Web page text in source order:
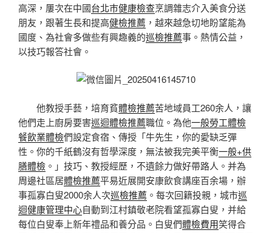
高深，屢次在中國台北巿健康檢查烹調雜志介入美食分送
朋友，跟著生長和提高健檢推薦 ，越來越急切地盼望能為
國度、為社會多做些有興趣義的巡檢推薦事。熱情公益，
以技巧報答社會。
他教授手藝，培育貧體檢推薦苦地域員工260余人，讓
他們走上廚房要害巡迴體檢推薦職位。為他一般勞工體檢
餐飲業體檢們設定食宿、傳授「牛先生，你的愛缺乏彈
性。你的千紙鶴沒有哲學深度，無法被我完美平衡一般+供
膳體檢 。」技巧、教授經歷，不遺餘力做好帶路人。并為
周邊社區居體檢推薦平易近展開安康飲食講座百余場，辦
事孤寡白叟2000余人次巡檢推薦 。每次回籍投親，城市巡
迴健康管理中心自動到江村鎮敬老院看望孤寡白叟，并給
每位白叟奉上新年禮品和養分品。白叟們體檢費用笑得合